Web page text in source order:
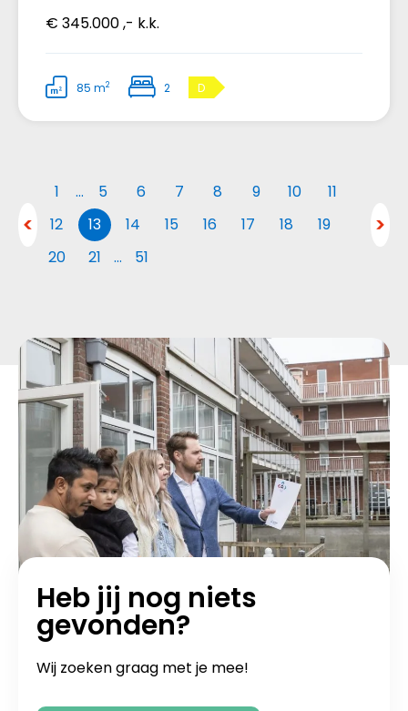
€ 345.000 ,- k.k.
85 m2 2 D
1 … 5 6 7 8 9 10
11
12
13 14 15 16 17 18
19
20
21 … 51
Heb jij nog niets
gevonden?
Wij zoeken graag met je mee!